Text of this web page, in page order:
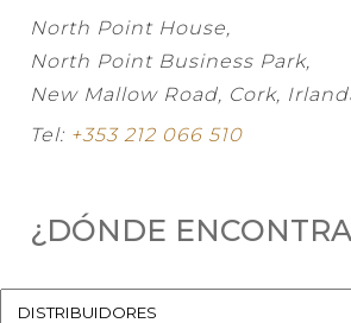
North Point House,
North Point Business Park,
New Mallow Road, Cork,
Tel: +353 212 066 510
¿DÓNDE